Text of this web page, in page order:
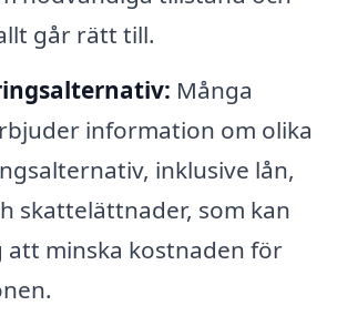
går rätt till.
Många
information om olika
inklusive lån,
skattelättnader, som kan
att minska kostnaden för